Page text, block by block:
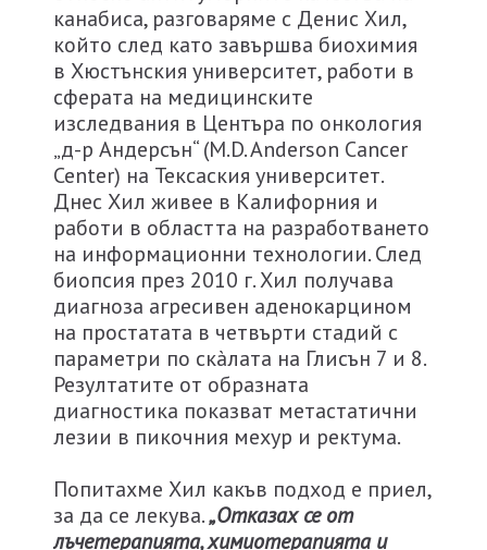
канабиса, разговаряме с Денис Хил,
който след като завършва биохимия
в Хюстънския университет, работи в
сферата на медицинските
изследвания в Центъра по онкология
„д-р Андерсън“ (M.D. Anderson Cancer
Center) на Тексаския университет.
Днес Хил живее в Калифорния и
работи в областта на разработването
на информационни технологии. След
биопсия през 2010 г. Хил получава
диагноза агресивен аденокарцином
на простатата в четвърти стадий с
параметри по скàлата на Глисън 7 и 8.
Резултатите от образната
диагностика показват метастатични
лезии в пикочния мехур и ректума.
Попитахме Хил какъв подход е приел,
за да се лекува.„Отказах се от
лъчетерапията, химиотерапията и